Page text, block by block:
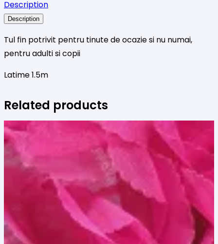
cu
model
catifelate
Description
Description
Tul fin potrivit pentru tinute de ocazie si nu numai,
pentru adulti si copii
Latime 1.5m
Related products